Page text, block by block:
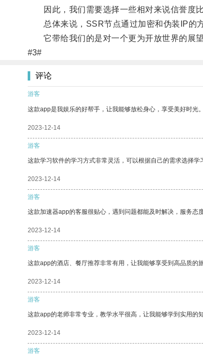
因此，我们需要选择一些相对来说信誉度比
总体来说，SSR节点通过加密和伪装IP的方
它带给我们的是对一个更为开放世界的展望
#3#
评论
游客
这款app是我娱乐的好帮手，让我能够放松身心，享受美好时光。
2023-12-14
游客
这款学习软件的学习方式非常灵活，可以根据自己的需求选择学
2023-12-14
游客
这款加速器app的客服很贴心，遇到问题都能及时解决，服务态度
2023-12-14
游客
这款app的酒店、餐厅推荐非常有用，让我能够享受到高品质的旅
2023-12-14
游客
这款app的老师非常专业，教学水平很高，让我能够学到实用的知
2023-12-14
游客